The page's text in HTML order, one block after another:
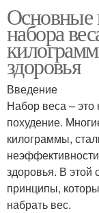
Основные
набора
здоровья
Введение
Набор веса –
похудение.
килограммы,
здоровья. В
принципы,
набрать вес.